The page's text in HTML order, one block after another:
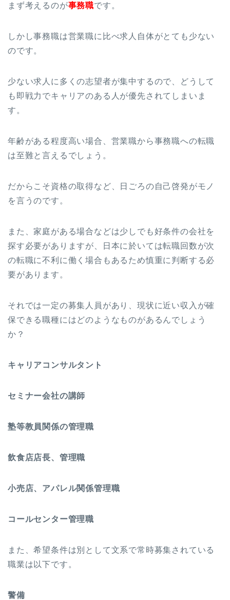
まず考えるのが事務職です。
しかし事務職は営業職に比べ求人自体がとても少ない
のです。
少ない求人に多くの志望者が集中するので、どうして
も即戦力でキャリアのある人が優先されてしまいま
す。
年齢がある程度高い場合、営業職から事務職への転職
は至難と言えるでしょう。
だからこそ資格の取得など、日ごろの自己啓発がモノ
を言うのです。
また、家庭がある場合などは少しでも好条件の会社を
探す必要がありますが、日本に於いては転職回数が次
の転職に不利に働く場合もあるため慎重に判断する必
要があります。
それでは一定の募集人員があり、現状に近い収入が確
保できる職種にはどのようなものがあるんでしょう
か？
キャリアコンサルタント
セミナー会社の講師
塾等教員関係の管理職
飲食店店長、管理職
小売店、アパレル関係管理職
コールセンター管理職
また、希望条件は別として文系で常時募集されている
職業は以下です。
警備